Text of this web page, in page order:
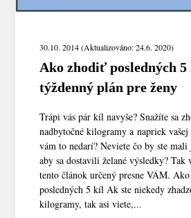
30.10. 2014 (Aktualizováno: 24.6. 2020)
Ako zhodiť posledných
týždenný plán pre ženy
Trápi vás pár kíl navyše? Snažíte sa
nadbytočné kilogramy a napriek vašej
vám to nedarí? Neviete čo by ste
aby sa dostavili želané výsledky?
tento článok určený presne VÁM.
posledných 5 kíl Ak ste niekedy
kilogramy, tak asi viete,...